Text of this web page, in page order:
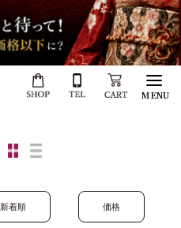
MENU
新着順 価格